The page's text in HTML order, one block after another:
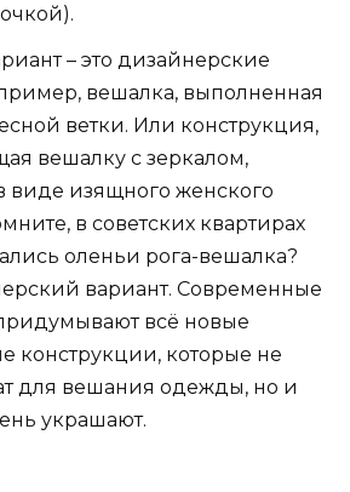
– это дизайнерские
вешалка, выполненная
ветки. Или конструкция,
вешалку с зеркалом,
виде изящного женского
в советских квартирах
оленьи рога-вешалка?
вариант. Современные
всё новые
конструкции, которые не
для вешания одежды, но и
украшают.